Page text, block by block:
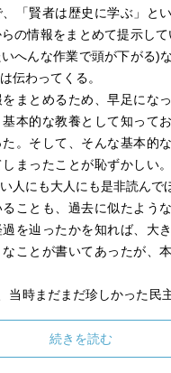
「賢者は歴史に学ぶ」と
の情報をまとめて提示し
へんな作業で頭が下がる)
伝わってくる。
まとめるため、早足にな
本的な教養として知って
。そして、そんな基本的
まったことが恥ずかしい
人にも大人にも是非読んで
ことも、過去に似たような
を辿ったかを知れば、大
ことが書いてあったが、
当時まだまだ珍しかった民
結果、スパルタから反撃さ
。
続きを読む